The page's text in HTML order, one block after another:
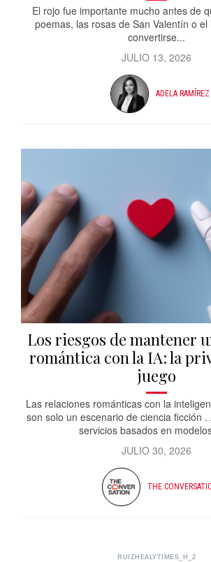
El rojo fue importante mucho antes de
poemas, las rosas de San Valentín o
convertirse...
JULIO 13, 2026
ADELA RAMÍREZ
Los riesgos de mantener
romántica con la IA: la
juego
Las relaciones románticas con la
son solo un escenario de ciencia ficción
servicios basados ​​en
JULIO 30, 2026
THE
RUIZHEALYTIMES_H_2